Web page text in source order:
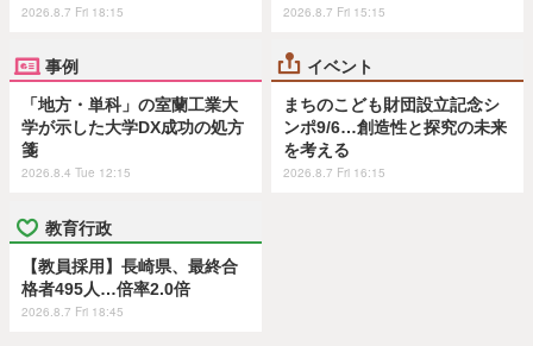
2026.8.7 Fri 18:15 2026.8.7 Fri 15:15
事例
「地方・単科」の室蘭工業大
学が示した大学DX成功の処方
箋
2026.8.4 Tue 12:15
イベント
まちのこども財団設立記念シ
ンポ9/6…創造性と探究の未来
を考える
2026.8.7 Fri 16:15
教育行政
【教員採用】長崎県、最終合
格者495人…倍率2.0倍
2026.8.7 Fri 18:45